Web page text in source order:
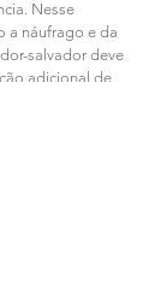
Nesse
a náufrago e da
salvador deve
adicional de